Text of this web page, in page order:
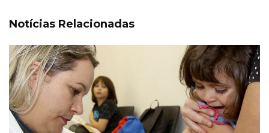
Notícias Relacionadas